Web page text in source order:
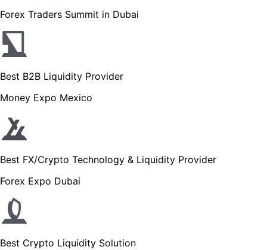
Forex Traders Summit in Dubai
Best B2B Liquidity Provider
Money Expo Mexico
Best FX/Crypto Technology & Liquidity Provider
Forex Expo Dubai
Best Crypto Liquidity Solution